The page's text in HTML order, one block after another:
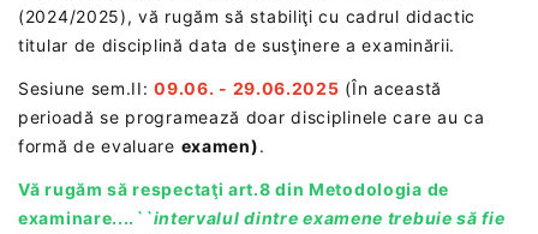
(2024/2025), vă rugăm să stabiliţi cu cadrul didactic
titular de disciplină data de susţinere a examinării.
Sesiune sem.II:09.06. - 29.06.2025 (În această
perioadă se programează doar disciplinele care au ca
formă de evaluare examen).
Vă rugăm să respectaţi art.8 din Metodologia de
examinare.... ``intervalul dintre examene trebuie să fie